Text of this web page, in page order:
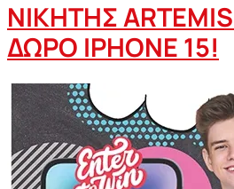
ΝΙΚΗΤΗΣ
ΔΩΡΟ IPHONE 15!